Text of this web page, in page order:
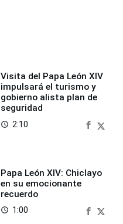
Visita del Papa León XIV
impulsará el turismo y
gobierno alista plan de
seguridad
access_time 2:10
Papa León XIV: Chiclayo
en su emocionante
recuerdo
access_time 1:00